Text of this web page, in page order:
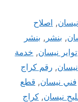
, اصلاح
, بنشر , بنشر
تواير نيسان, خدمة
, رقم كراج
فني نيسان, قطع
نيسان, كراج